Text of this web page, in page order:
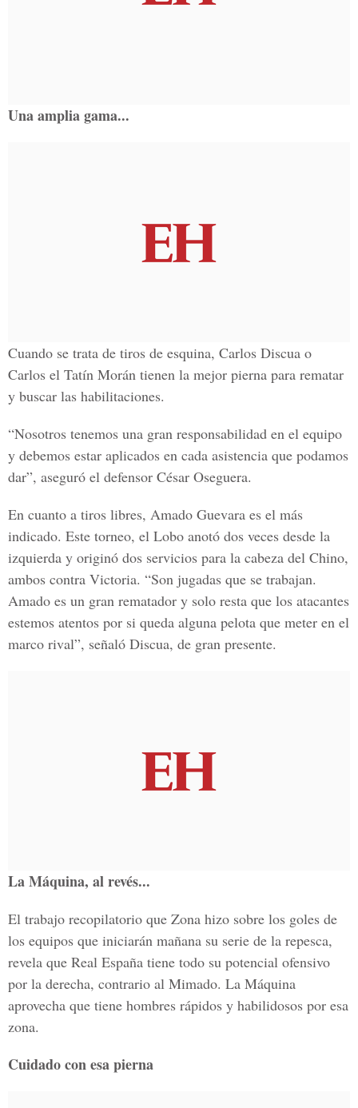
Una amplia gama...
Cuando se trata de tiros de esquina, Carlos Discua o
Carlos el Tatín Morán tienen la mejor pierna para rematar
y buscar las habilitaciones.
“Nosotros tenemos una gran responsabilidad en el equipo
y debemos estar aplicados en cada asistencia que podamos
dar”, aseguró el defensor César Oseguera.
En cuanto a tiros libres, Amado Guevara es el más
indicado. Este torneo, el Lobo anotó dos veces desde la
izquierda y originó dos servicios para la cabeza del Chino,
ambos contra Victoria. “Son jugadas que se trabajan.
Amado es un gran rematador y solo resta que los atacantes
estemos atentos por si queda alguna pelota que meter en el
marco rival”, señaló Discua, de gran presente.
La Máquina, al revés...
El trabajo recopilatorio que Zona hizo sobre los goles de
los equipos que iniciarán mañana su serie de la repesca,
revela que Real España tiene todo su potencial ofensivo
por la derecha, contrario al Mimado. La Máquina
aprovecha que tiene hombres rápidos y habilidosos por esa
zona.
Cuidado con esa pierna